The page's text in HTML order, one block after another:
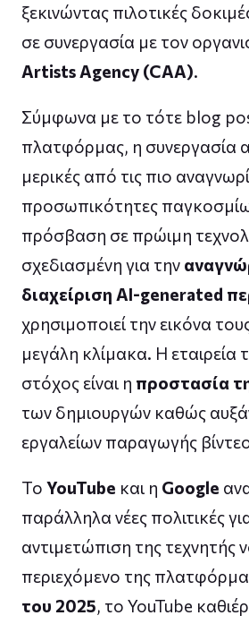
ξεκινώντας πιλοτικές
σε συνεργασία με τον
Artists Agency (CAA).
Σύμφωνα με το τότε blog
πλατφόρμας, η συνεργασία
μερικές από τις πιο
προσωπικότητες
πρόσβαση σε πρώιμη
σχεδιασμένη για την
διαχείριση AI-generated
χρησιμοποιεί την εικόνα
μεγάλη κλίμακα. Η εταιρεία
στόχος είναι η προστασία
των δημιουργών καθώς
εργαλείων παραγωγής
Το YouTube και η Google
παράλληλα νέες πολιτικές
αντιμετώπιση της τεχνητής
περιεχόμενο της
του 2025, το YouTube